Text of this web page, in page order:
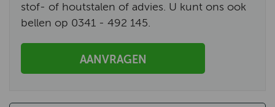
stof- of houtstalen of advies. U kunt ons ook
bellen op 0341 - 492 145.
AANVRAGEN